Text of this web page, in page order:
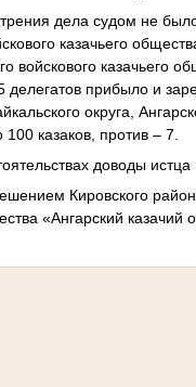
дела судом не
казачьего
войскового
прибыло и
округа,
100 казаков, против – 7.
доводы
Кировского
«Ангарский казачий